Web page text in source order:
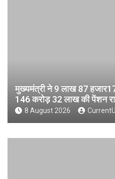
मुख्यमंत्री ने 9 लाख 87 हजार17
146 करोड़ 32 लाख की पेंशन
8 August 2026